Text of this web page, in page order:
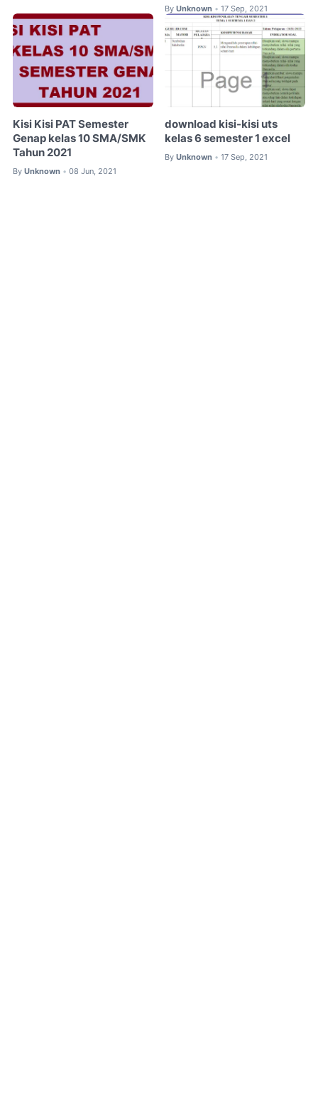
By Unknown • 17 Sep, 2021
Kisi Kisi PAT Semester
Genap kelas 10 SMA/SMK
Tahun 2021
By Unknown • 08 Jun, 2021
download kisi-kisi uts
kelas 6 semester 1 excel
By Unknown • 17 Sep, 2021